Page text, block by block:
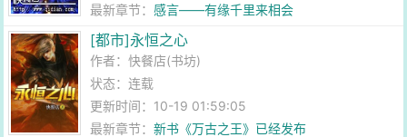
最新章节：感言——有缘千里来相会
[都市]永恒之心
作者：快餐店(书坊)
状态：连载
更新时间：10-19 01:59:05
最新章节：新书《万古之王》已经发布